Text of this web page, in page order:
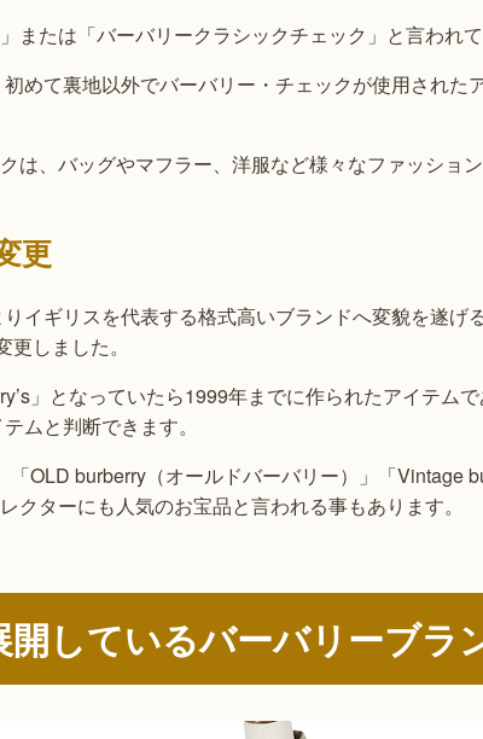
または「バーバリークラシックチェック」と言われて
めて裏地以外でバーバリー・チェックが使用された
は、バッグやマフラー、洋服など様々なファッショ
更
イギリスを代表する格式高いブランドへ変貌を遂げ
しました。
」となっていたら1999年までに作られたアイテム
ムと判断できます。
「OLD burberry（オールドバーバリー）」「Vintage
クターにも人気のお宝品と言われる事もあります。
開しているバーバリーブラ